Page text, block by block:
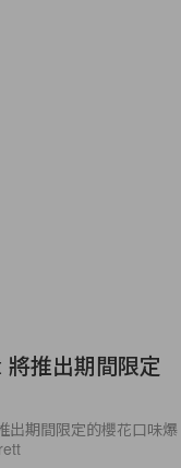
推出期間限定
出期間限定的櫻花口味爆